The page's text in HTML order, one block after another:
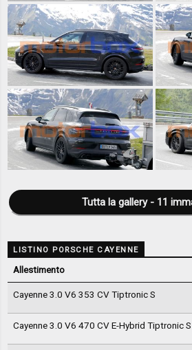
Tutta la
LISTINO PORSCHE CAYENNE
Allestimento
Cayenne 3.0 V6 353 CV Tiptronic S
Cayenne 3.0 V6 470 CV E-Hybrid Tiptronic S